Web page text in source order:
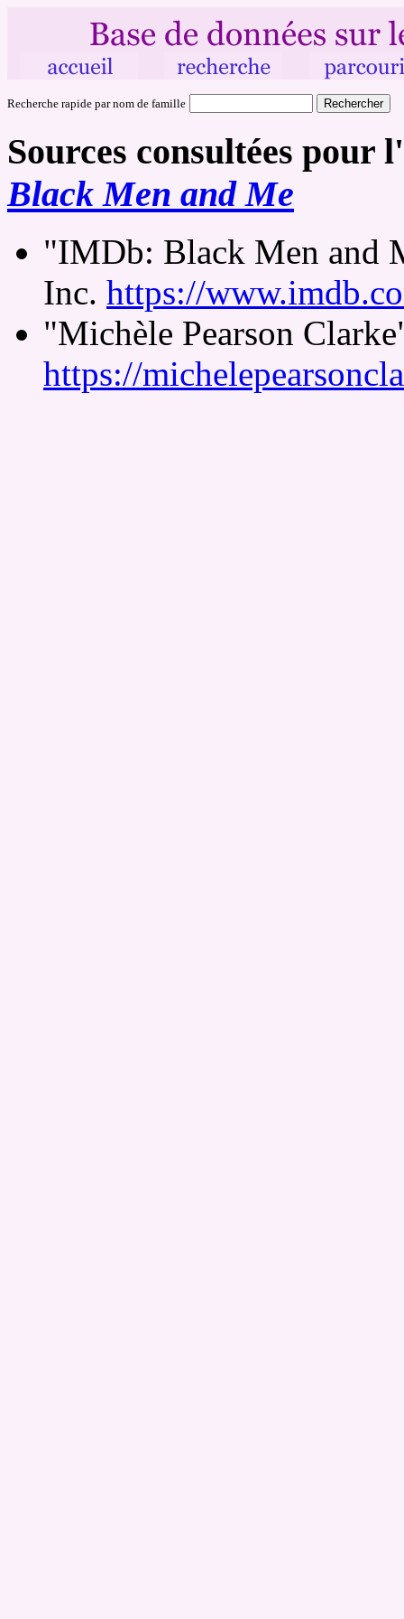
Recherche rapide par nom de famille
Sources consultées
Black Men and Me
"IMDb: Black Men and
Inc. https://
"Michèle Pearson
https://